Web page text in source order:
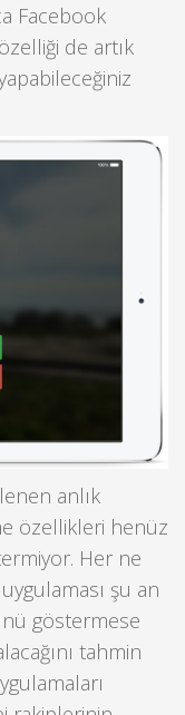
Facebook
de artık
anlık
özellikleri henüz
Her ne
şu an
göstermese
tahmin